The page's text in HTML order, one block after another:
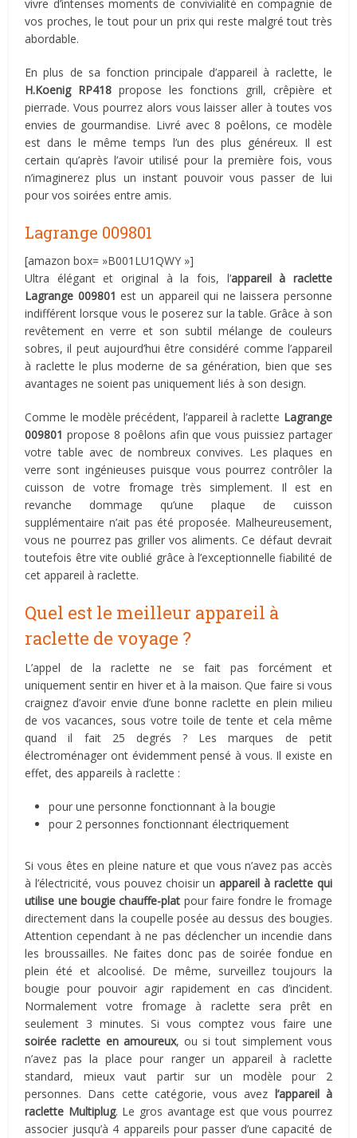
vivre d’intenses moments de convivialité en compagnie de
vos proches, le tout pour un prix qui reste malgré tout très
abordable.
En plus de sa fonction principale d’appareil à raclette, le
H.Koenig RP418 propose les fonctions grill, crêpière et
pierrade. Vous pourrez alors vous laisser aller à toutes vos
envies de gourmandise. Livré avec 8 poêlons, ce modèle
est dans le même temps l’un des plus généreux. Il est
certain qu’après l’avoir utilisé pour la première fois, vous
n’imaginerez plus un instant pouvoir vous passer de lui
pour vos soirées entre amis.
Lagrange 009801
[amazon box= »B001LU1QWY »]
Ultra élégant et original à la fois, l’appareil à raclette
Lagrange 009801 est un appareil qui ne laissera personne
indifférent lorsque vous le poserez sur la table. Grâce à son
revêtement en verre et son subtil mélange de couleurs
sobres, il peut aujourd’hui être considéré comme l’appareil
à raclette le plus moderne de sa génération, bien que ses
avantages ne soient pas uniquement liés à son design.
Comme le modèle précédent, l’appareil à raclette Lagrange
009801 propose 8 poêlons afin que vous puissiez partager
votre table avec de nombreux convives. Les plaques en
verre sont ingénieuses puisque vous pourrez contrôler la
cuisson de votre fromage très simplement. Il est en
revanche dommage qu’une plaque de cuisson
supplémentaire n’ait pas été proposée. Malheureusement,
vous ne pourrez pas griller vos aliments. Ce défaut devrait
toutefois être vite oublié grâce à l’exceptionnelle fiabilité de
cet appareil à raclette.
Quel est le meilleur appareil à
raclette de voyage ?
L’appel de la raclette ne se fait pas forcément et
uniquement sentir en hiver et à la maison. Que faire si vous
craignez d’avoir envie d’une bonne raclette en plein milieu
de vos vacances, sous votre toile de tente et cela même
quand il fait 25 degrés ? Les marques de petit
électroménager ont évidemment pensé à vous. Il existe en
effet, des appareils à raclette :
pour une personne fonctionnant à la bougie
pour 2 personnes fonctionnant électriquement
Si vous êtes en pleine nature et que vous n’avez pas accès
à l’électricité, vous pouvez choisir unappareil à raclette qui
utilise une bougie chauffe-plat pour faire fondre le fromage
directement dans la coupelle posée au dessus des bougies.
Attention cependant à ne pas déclencher un incendie dans
les broussailles. Ne faites donc pas de soirée fondue en
plein été et alcoolisé. De même, surveillez toujours la
bougie pour pouvoir agir rapidement en cas d’incident.
Normalement votre fromage à raclette sera prêt en
seulement 3 minutes. Si vous comptez vous faire une
soirée raclette en amoureux, ou si tout simplement vous
n’avez pas la place pour ranger un appareil à raclette
standard, mieux vaut partir sur un modèle pour 2
personnes. Dans cette catégorie, vous avez l’appareil à
raclette Multiplug. Le gros avantage est que vous pourrez
associer jusqu’à 4 appareils pour passer d’une capacité de